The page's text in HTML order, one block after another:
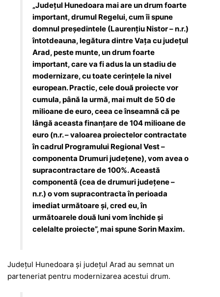
„Județul Hunedoara mai are un drum foarte
important, drumul Regelui, cum îi spune
domnul președintele (Laurențiu Nistor – n.r.)
întotdeauna, legătura dintre Vața cu județul
Arad, peste munte, un drum foarte
important, care va fi adus la un stadiu de
modernizare, cu toate cerințele la nivel
european. Practic, cele două proiecte vor
cumula, până la urmă, mai mult de 50 de
milioane de euro, ceea ce înseamnă că pe
lângă aceasta finanțare de 104 milioane de
euro (n.r. – valoarea proiectelor contractate
în cadrul Programului Regional Vest –
componenta Drumuri județene), vom avea o
supracontractare de 100%. Această
componentă (cea de drumuri județene –
n.r.) o vom supracontracta în perioada
imediat următoare și, cred eu, în
următoarele două luni vom închide și
celelalte proiecte”, mai spune Sorin Maxim.
Județul Hunedoara și județul Arad au semnat un
parteneriat pentru modernizarea acestui drum.